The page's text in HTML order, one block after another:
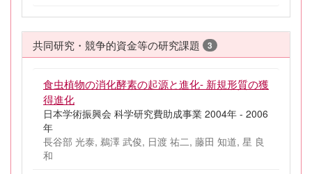
共同研究・競争的資金等の研究課題 3
食虫植物の消化酵素の起源と進化- 新規形質の獲
得進化
日本学術振興会 科学研究費助成事業 2004年 - 2006
年
長谷部 光泰, 鵜澤 武俊, 日渡 祐二, 藤田 知道, 星 良
和